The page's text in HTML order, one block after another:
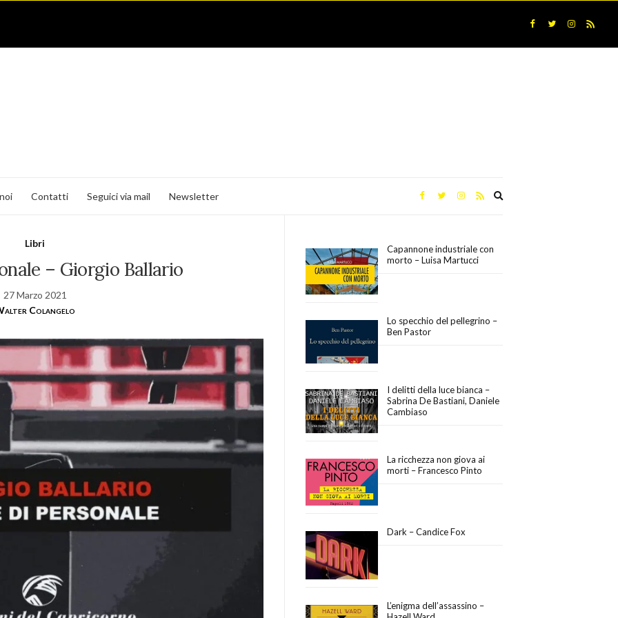
Contatti Seguici via mail Newsletter
Libri
– Giorgio Ballario
27 Marzo 2021
Colangelo
Capannone industriale con
morto – Luisa Martucci
Lo specchio del pellegrino –
Ben Pastor
I delitti della luce bianca –
Sabrina De Bastiani, Daniele
Cambiaso
La ricchezza non giova ai
morti – Francesco Pinto
Dark – Candice Fox
L’enigma dell’assassino –